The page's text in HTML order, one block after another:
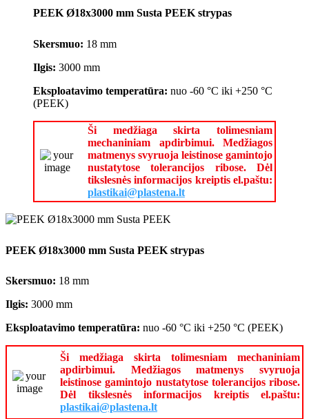
PEEK Ø18x3000 mm Susta PEEK strypas
Skersmuo: 18 mm
Ilgis: 3000 mm
Eksploatavimo temperatūra: nuo -60 °C iki +250 °C
(PEEK)
Ši medžiaga skirta tolimesniam
mechaniniam apdirbimui. Medžiagos
matmenys svyruoja leistinose gamintojo
nustatytose tolerancijos ribose. Dėl
tikslesnės informacijos kreiptis el.paštu:
plastikai@plastena.lt
PEEK Ø18x3000 mm Susta PEEK strypas
Skersmuo: 18 mm
Ilgis: 3000 mm
Eksploatavimo temperatūra: nuo -60 °C iki +250 °C (PEEK)
Ši medžiaga skirta tolimesniam mechaniniam
apdirbimui. Medžiagos matmenys svyruoja
leistinose gamintojo nustatytose tolerancijos ribose.
Dėl tikslesnės informacijos kreiptis el.paštu:
plastikai@plastena.lt